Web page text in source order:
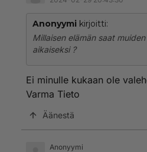
Anonyymi kirjoitti:
Millaisen elämän saat
aikaiseksi ?
Ei minulle kukaan ole
Varma Tieto
Äänestä
Anonyymi